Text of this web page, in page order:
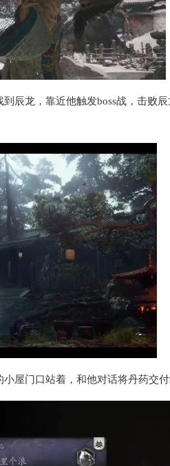
辰龙，靠近他触发boss战，击败
屋门口站着，和他对话将丹药交付